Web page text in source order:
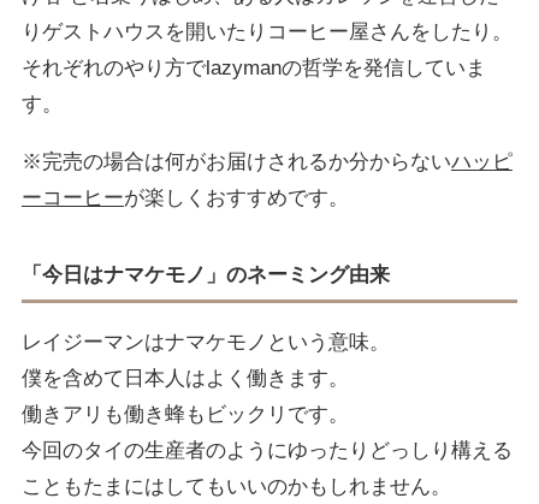
りゲストハウスを開いたりコーヒー屋さんをしたり。
それぞれのやり方でlazymanの哲学を発信していま
す。
※完売の場合は何がお届けされるか分からないハッピ
ーコーヒーが楽しくおすすめです。
「今日はナマケモノ」のネーミング由来
レイジーマンはナマケモノという意味。
僕を含めて日本人はよく働きます。
働きアリも働き蜂もビックリです。
今回のタイの生産者のようにゆったりどっしり構える
こともたまにはしてもいいのかもしれません。